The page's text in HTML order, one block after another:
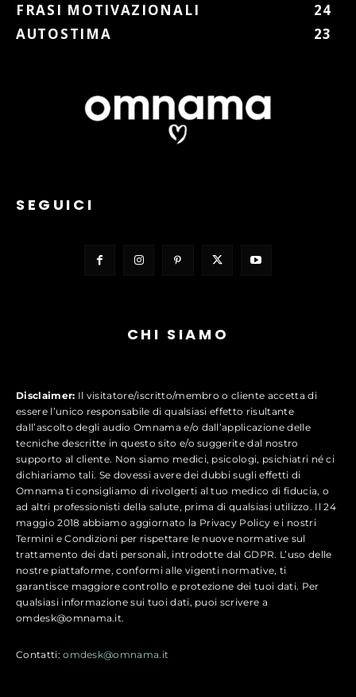
FRASI MOTIVAZIONALI
24
AUTOSTIMA
23
SEGUICI
CHI SIAMO
Disclaimer: Il visitatore/iscritto/membro o cliente accetta di
essere l’unico responsabile di qualsiasi effetto risultante
dall’ascolto degli audio Omnama e/o dall’applicazione delle
tecniche descritte in questo sito e/o suggerite dal nostro
supporto al cliente. Non siamo medici, psicologi, psichiatri né ci
dichiariamo tali. Se dovessi avere dei dubbi sugli effetti di
Omnama ti consigliamo di rivolgerti al tuo medico di fiducia, o
ad altri professionisti della salute, prima di qualsiasi utilizzo. Il 24
maggio 2018 abbiamo aggiornato la Privacy Policy e i nostri
Termini e Condizioni per rispettare le nuove normative sul
trattamento dei dati personali, introdotte dal GDPR. L’uso delle
nostre piattaforme, conformi alle vigenti normative, ti
garantisce maggiore controllo e protezione dei tuoi dati. Per
qualsiasi informazione sui tuoi dati, puoi scrivere a
omdesk@omnama.it.
Contatti:omdesk@omnama.it